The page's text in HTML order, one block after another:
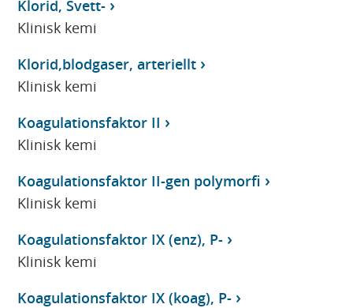
Klorid, Svett-
Klinisk kemi
Klorid,blodgaser, arteriellt
Klinisk kemi
Koagulationsfaktor II
Klinisk kemi
Koagulationsfaktor II-gen polymorfi
Klinisk kemi
Koagulationsfaktor IX (enz), P-
Klinisk kemi
Koagulationsfaktor IX (koag), P-